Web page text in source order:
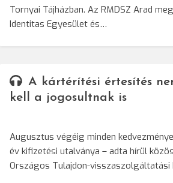
Tornyai Tájházban. Az RMDSZ Arad
Identitas Egyesület és…
A kártérítési értesítés
kell a jogosultnak is
Augusztus végéig minden
év kifizetési utalványa – adta hírül
Országos Tulajdon-